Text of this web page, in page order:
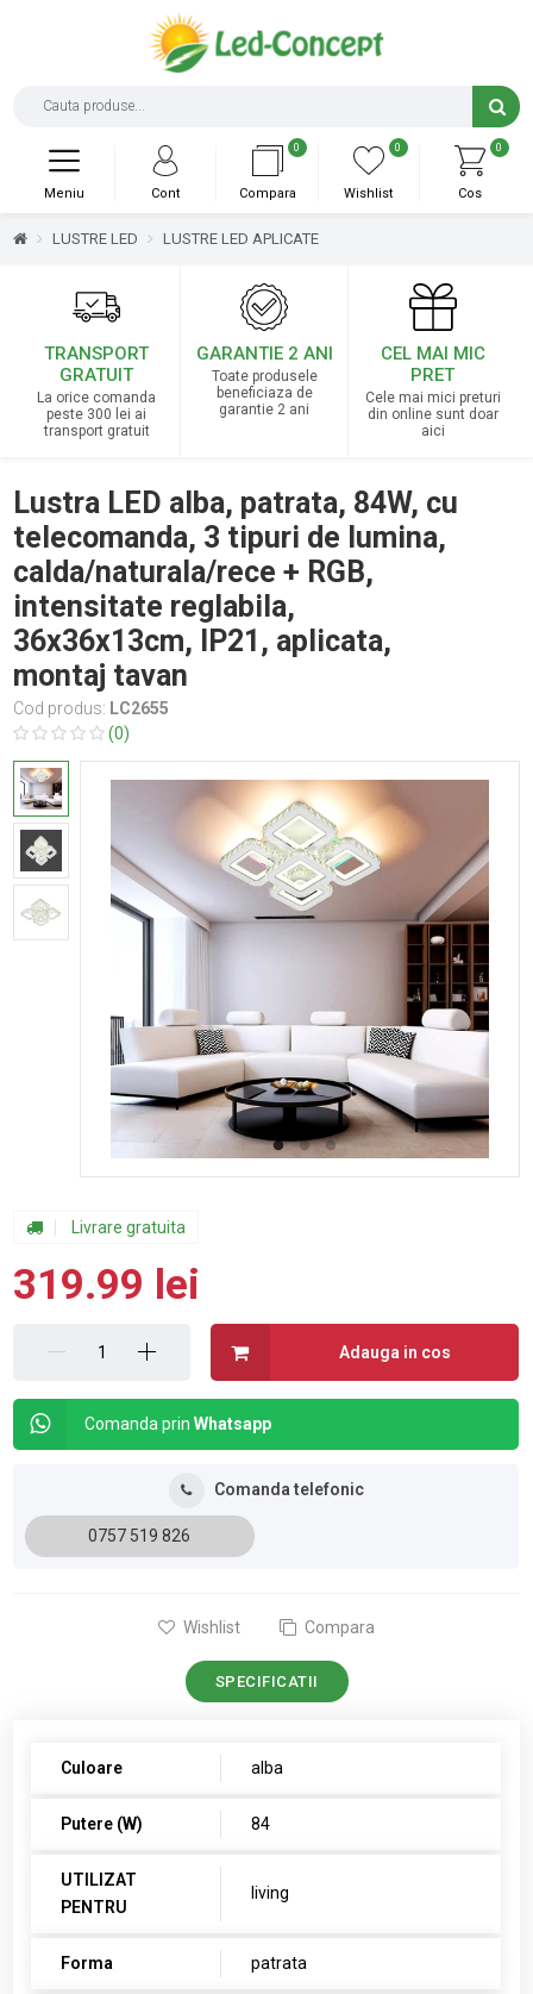
0
Cos
0
Wishlist
0
Compara
Cont
Meniu
LUSTRE LED LUSTRE LED APLICATE
TRANSPORT
GRATUIT
La orice comanda
peste 300 lei ai
transport gratuit
GARANTIE 2 ANI
Toate produsele
beneficiaza de
garantie 2 ani
CEL MAI MIC
PRET
Cele mai mici preturi
din online sunt doar
aici
Lustra LED alba, patrata, 84W, cu
telecomanda, 3 tipuri de lumina,
calda/naturala/rece + RGB,
intensitate reglabila,
36x36x13cm, IP21, aplicata,
montaj tavan
Cod produs: LC2655
(0)
Livrare gratuita
319.99 lei
Adauga in cos
Comanda prinWhatsapp
Comanda telefonic
0757 519 826
Wishlist Compara
SPECIFICATII
Culoare alba
Putere (W) 84
UTILIZAT
PENTRU
living
Forma patrata